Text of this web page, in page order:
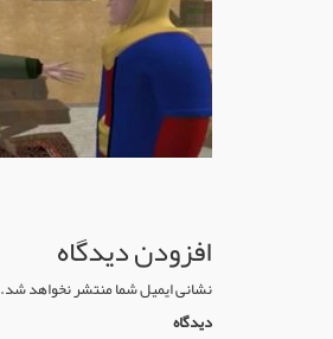
افزودن دیدگاه
نشانی ایمیل شما منتشر نخواهد شد.
دیدگاه